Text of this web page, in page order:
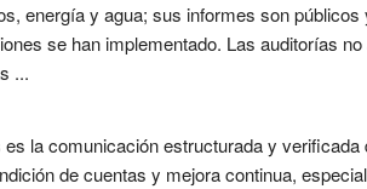
energía y agua; sus informes son
se han implementado. Las auditorías
...
la comunicación estructurada y
de cuentas y mejora continua,